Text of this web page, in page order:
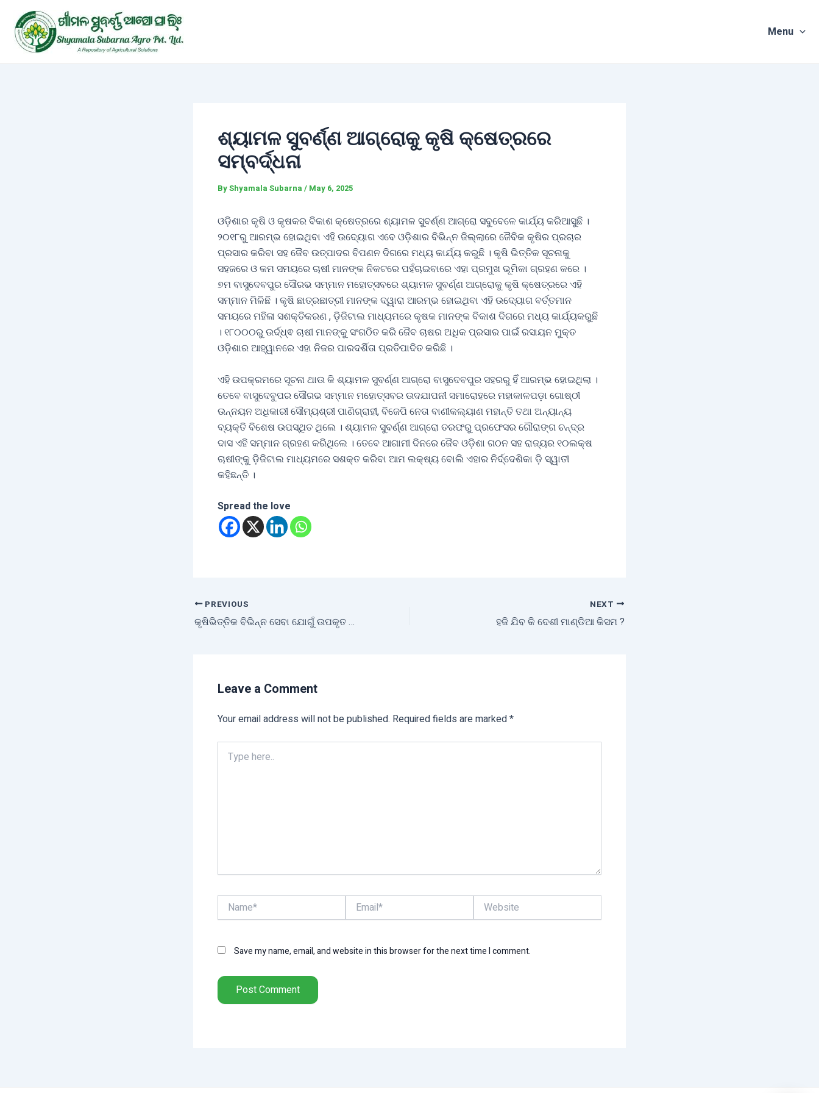
content
Menu
ଶ୍ୟାମଳ ସୁବର୍ଣ୍ଣ ଆଗ୍ରୋକୁ କୃଷି କ୍ଷେତ୍ରରେ
ସମ୍ବର୍ଦ୍ଧନା
ByShyamala Subarna / May 6, 2025
ଓଡ଼ିଶାର କୃଷି ଓ କୃଷକର ବିକାଶ କ୍ଷେତ୍ରରେ ଶ୍ୟାମଳ ସୁବର୍ଣ୍ଣ ଆଗ୍ରୋ ସବୁବେଳେ କାର୍ଯ୍ୟ କରିଆସୁଛି ।
୨୦୧୮ରୁ ଆରମ୍ଭ ହୋଇଥିବା ଏହି ଉଦ୍ୟୋଗ ଏବେ ଓଡ଼ିଶାର ବିଭିନ୍ନ ଜିଲ୍ଲାରେ ଜୈବିକ କୃଷିର ପ୍ରଚାର
ପ୍ରସାର କରିବା ସହ ଜୈବ ଉତ୍ପାଦର ବିପଣନ ଦିଗରେ ମଧ୍ୟ କାର୍ଯ୍ୟ କରୁଛି । କୃଷି ଭିତ୍ତିକ ସୂଚନାକୁ
ସହଜରେ ଓ କମ ସମୟରେ ଚାଷୀ ମାନଙ୍କ ନିକଟରେ ପହଁଚାଇବାରେ ଏହା ପ୍ରମୁଖ ଭୂମିକା ଗ୍ରହଣ କରେ ।
୭ମ ବାସୁଦେବପୁର ସୌରଭ ସମ୍ମାନ ମହୋତ୍ସବରେ ଶ୍ୟାମଳ ସୁବର୍ଣ୍ଣ ଆଗ୍ରୋକୁ କୃଷି କ୍ଷେତ୍ରରେ ଏହି
ସମ୍ମାନ ମିଳିଛି । କୃଷି ଛାତ୍ରଛାତ୍ରୀ ମାନଙ୍କ ଦ୍ୱାରା ଆରମ୍ଭ ହୋଇଥିବା ଏହି ଉଦ୍ୟୋଗ ବର୍ତ୍ତମାନ
ସମୟରେ ମହିଳା ସଶକ୍ତିକରଣ , ଡ଼ିଜିଟାଲ ମାଧ୍ୟମରେ କୃଷକ ମାନଙ୍କ ବିକାଶ ଦିଗରେ ମଧ୍ୟ କାର୍ଯ୍ୟକରୁଛି
। ୧୮୦୦୦ରୁ ଉର୍ଦ୍ଧ୍ଵ ଚାଷୀ ମାନଙ୍କୁ ସଂଗଠିତ କରି ଜୈବ ଚାଷର ଅଧିକ ପ୍ରସାର ପାଇଁ ରସାୟନ ମୁକ୍ତ
ଓଡ଼ିଶାର ଆହ୍ୱାନରେ ଏହା ନିଜର ପାରଦର୍ଶିତା ପ୍ରତିପାଦିତ କରିଛି ।
ଏହି ଉପକ୍ରମରେ ସୂଚନା ଥାଉ କି ଶ୍ୟାମଳ ସୁବର୍ଣ୍ଣ ଆଗ୍ରୋ ବାସୁଦେବପୁର ସହରରୁ ହିଁ ଆରମ୍ଭ ହୋଇଥିଲା ।
ତେବେ ବାସୁଦେବୁପର ସୌରଭ ସମ୍ମାନ ମହୋତ୍ସବର ଉଦଯାପନୀ ସମାରୋହରେ ମହାକାଳପଡ଼ା ଗୋଷ୍ଠୀ
ଉନ୍ନୟନ ଅଧିକାରୀ ସୌମ୍ୟଶ୍ରୀ ପାଣିଗ୍ରାହୀ, ବିଜେପି ନେତା ବାଣୀକଲ୍ୟାଣ ମହାନ୍ତି ତଥା ଅନ୍ୟାନ୍ୟ
ବ୍ୟକ୍ତି ବିଶେଷ ଉପସ୍ଥିତ ଥିଲେ । ଶ୍ୟାମଳ ସୁବର୍ଣ୍ଣ ଆଗ୍ରୋ ତରଫରୁ ପ୍ରଫେସର ଗୌରାଙ୍ଗ ଚନ୍ଦ୍ର
ଦାସ ଏହି ସମ୍ମାନ ଗ୍ରହଣ କରିଥିଲେ । ତେବେ ଆଗାମୀ ଦିନରେ ଜୈବ ଓଡ଼ିଶା ଗଠନ ସହ ରାଜ୍ୟର ୧୦ଲକ୍ଷ
ଚାଷୀଙ୍କୁ ଡ଼ିଜିଟାଲ ମାଧ୍ୟମରେ ସଶକ୍ତ କରିବା ଆମ ଲକ୍ଷ୍ୟ ବୋଲି ଏହାର ନିର୍ଦ୍ଦେଶିକା ଡ଼ି ସ୍ୱାତୀ
କହିଛନ୍ତି ।
Spread the love
PREVIOUS
କୃଷିଭିତ୍ତିକ ବିଭିନ୍ନ ସେବା ଯୋଗୁଁ ଉପକୃତ ହେଉଛନ୍ତି ଚାଷୀ
NEXT
ହଜି ଯିବ କି ଦେଶୀ ମାଣ୍ଡିଆ କିସମ ?
Leave a Comment
Your email address will not be published. Required fields are marked*
Type
here..
Name* Email* Website
Save my name, email, and website in this browser for the next time I comment.